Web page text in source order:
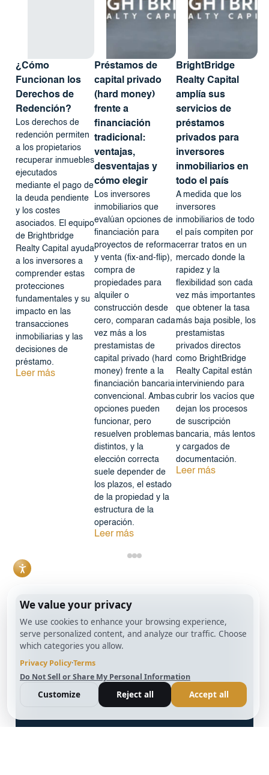
¿Cómo
Funcionan los
Derechos de
Redención?
Los derechos de
redención permiten
a los propietarios
recuperar inmuebles
ejecutados
mediante el pago de
la deuda pendiente
y los costes
asociados. El equipo
de Brightbridge
Realty Capital ayuda
a los inversores a
comprender estas
protecciones
fundamentales y su
impacto en las
transacciones
inmobiliarias y las
decisiones de
préstamo.
Leer más
Préstamos de
capital privado
(hard money)
frente a
financiación
tradicional:
ventajas,
desventajas y
cómo elegir
Los inversores
inmobiliarios que
evalúan opciones de
financiación para
proyectos de reforma
y venta (fix-and-flip),
compra de
propiedades para
alquiler o
construcción desde
cero, comparan cada
vez más a los
prestamistas de
capital privado (hard
money) frente a la
financiación bancaria
convencional. Ambas
opciones pueden
funcionar, pero
resuelven problemas
distintos, y la
elección correcta
suele depender de
los plazos, el estado
de la propiedad y la
estructura de la
operación.
Leer más
BrightBridge
Realty Capital
amplía sus
servicios de
préstamos
privados para
inversores
inmobiliarios en
todo el país
A medida que los
inversores
inmobiliarios de todo
el país compiten por
cerrar tratos en un
mercado donde la
rapidez y la
flexibilidad son cada
vez más importantes
que obtener la tasa
más baja posible, los
prestamistas
privados directos
como BrightBridge
Realty Capital están
interviniendo para
cubrir los vacíos que
dejan los procesos
de suscripción
bancaria, más lentos
y cargados de
documentación.
Leer más
info@BrightBridgeRealtyCapital.com